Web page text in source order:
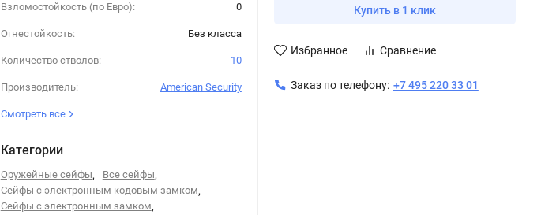
Взломостойкость (по Евро): 0
Огнестойкость: Без класса
Количество стволов: 10
Производитель: American Security
Смотреть все
Категории
Оружейные сейфы, Все сейфы,
Сейфы с электронным кодовым замком,
Сейфы с электронным замком,
Купить в 1 клик
Избранное Сравнение
Заказ по телефону: +7 495 220 33 01